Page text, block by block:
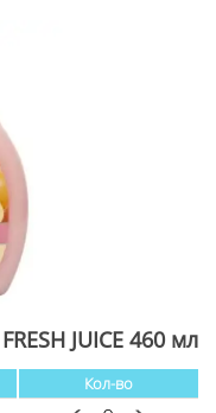
JUICE 460 мл
Кол-во